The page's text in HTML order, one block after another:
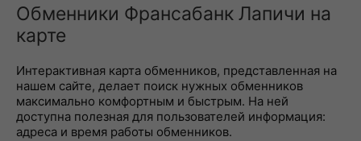
Обменники Франсабанк Лапичи на
карте
Интерактивная карта обменников, представленная на
нашем сайте, делает поиск нужных обменников
максимально комфортным и быстрым. На ней
доступна полезная для пользователей информация:
адреса и время работы обменников.